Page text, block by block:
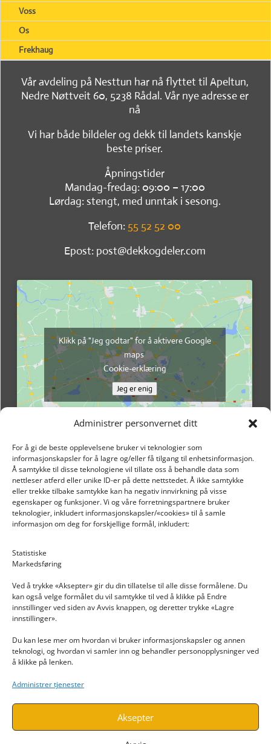
Administrer personvernet ditt
For å gi de beste opplevelsene bruker vi teknologier som
informasjonskapsler for å lagre og/eller få tilgang til enhetsinformasjon.
Å samtykke til disse teknologiene vil tillate oss å behandle data som
nettleser atferd eller unike ID-er på dette nettstedet. Å ikke samtykke
eller trekke tilbake samtykke kan ha negativ innvirkning på visse
egenskaper og funksjoner. Vi og våre forretningspartnere bruker
teknologier, inkludert informasjonskapsler/«cookies» til å samle
informasjon om deg for forskjellige formål, inkludert:
Statistiske
Markedsføring
Ved å trykke «Aksepter» gir du din tillatelse til alle disse formålene. Du
kan også velge formålet du vil samtykke til ved å klikke på Endre
innstillinger ved siden av Avvis knappen, og deretter trykke «Lagre
innstillinger».
Du kan lese mer om hvordan vi bruker informasjonskapsler og annen
teknologi, og hvordan vi samler inn og behandler personopplysninger ved
å klikke på lenken.
Administrer tjenester
Aksepter
Voss
Os
Frekhaug
Vår avdeling på Nesttun har nå flyttet til Apeltun,
Nedre Nøttveit 60, 5238 Rådal. Vår nye adresse er
nå
Vi har både bildeler og dekk til landets kanskje
beste priser.
Åpningstider
Mandag-fredag: 09:00 – 17:00
Lørdag: stengt, med unntak i sesong.
Telefon: 55 52 52 00
Epost: post@dekkogdeler.com
Klikk på "Jeg godtar" for å aktivere Google
maps
Cookie-erklæring
Jeg er enig
INFORMASJON
Personvern